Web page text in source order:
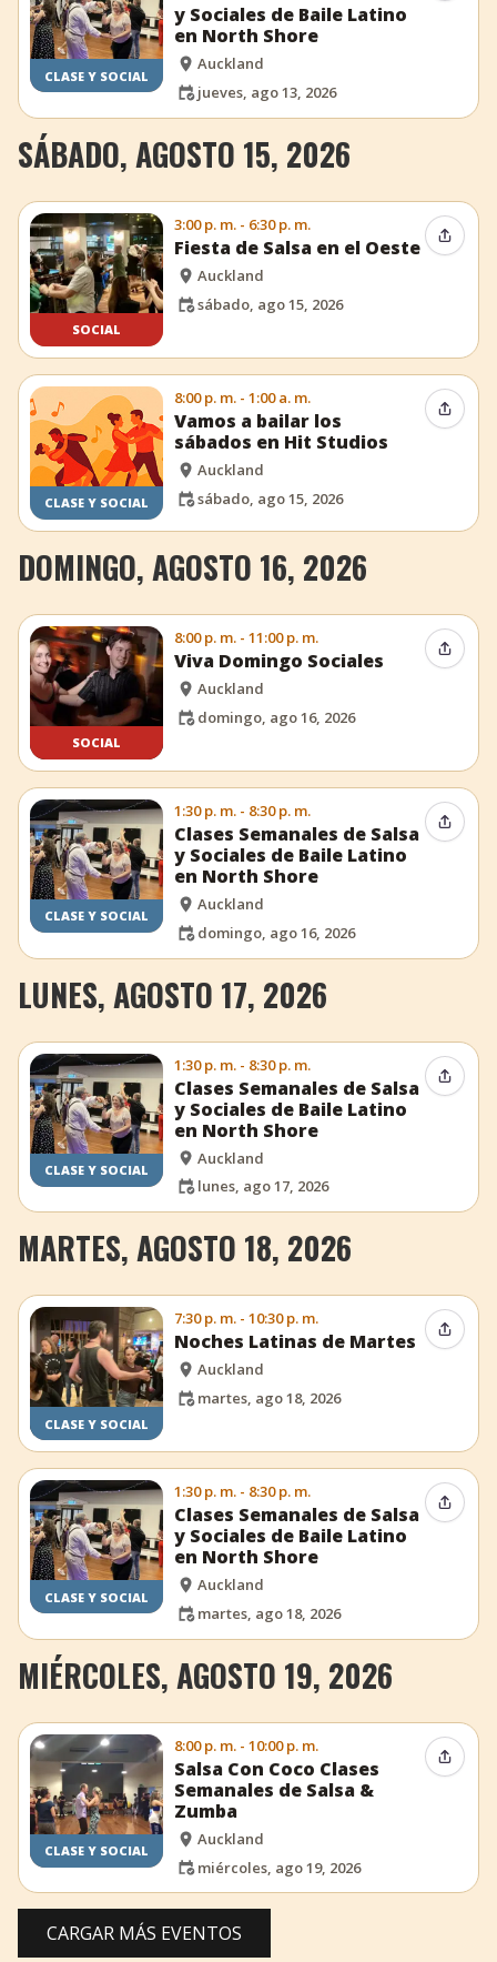
CLASE Y SOCIAL
y Sociales de Baile Latino
en North Shore
Auckland
jueves, ago 13, 2026
SÁBADO, AGOSTO 15, 2026
SOCIAL
3:00 p. m. - 6:30 p. m.
Fiesta de Salsa en el Oeste
Auckland
sábado, ago 15, 2026
CLASE Y SOCIAL
8:00 p. m. - 1:00 a. m.
Vamos a bailar los
sábados en Hit Studios
Auckland
sábado, ago 15, 2026
DOMINGO, AGOSTO 16, 2026
SOCIAL
8:00 p. m. - 11:00 p. m.
Viva Domingo Sociales
Auckland
domingo, ago 16, 2026
CLASE Y SOCIAL
1:30 p. m. - 8:30 p. m.
Clases Semanales de Salsa
y Sociales de Baile Latino
en North Shore
Auckland
domingo, ago 16, 2026
LUNES, AGOSTO 17, 2026
CLASE Y SOCIAL
1:30 p. m. - 8:30 p. m.
Clases Semanales de Salsa
y Sociales de Baile Latino
en North Shore
Auckland
lunes, ago 17, 2026
MARTES, AGOSTO 18, 2026
CLASE Y SOCIAL
7:30 p. m. - 10:30 p. m.
Noches Latinas de Martes
Auckland
martes, ago 18, 2026
CLASE Y SOCIAL
1:30 p. m. - 8:30 p. m.
Clases Semanales de Salsa
y Sociales de Baile Latino
en North Shore
Auckland
martes, ago 18, 2026
MIÉRCOLES, AGOSTO 19, 2026
CLASE Y SOCIAL
8:00 p. m. - 10:00 p. m.
Salsa Con Coco Clases
Semanales de Salsa &
Zumba
Auckland
miércoles, ago 19, 2026
CARGAR MÁS EVENTOS